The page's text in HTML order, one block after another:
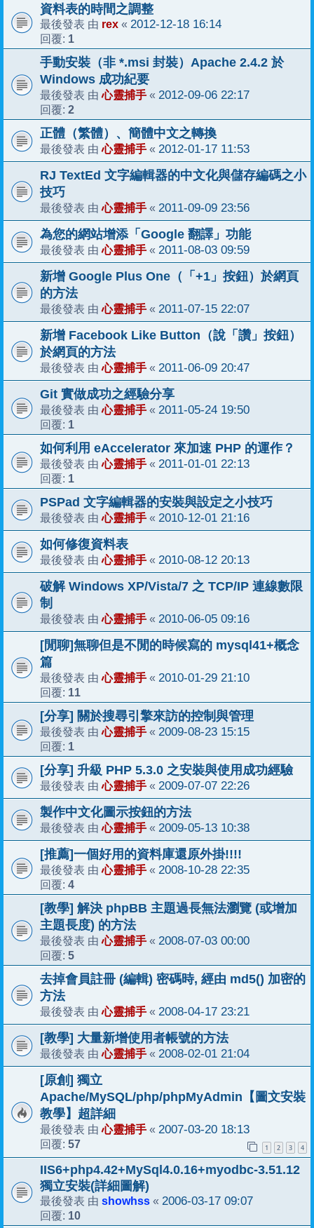
資料表的時間之調整
最後發表 由 rex « 2012-12-18 16:14
回覆: 1
手動安裝（非 *.msi 封裝）Apache 2.4.2 於
Windows 成功紀要
最後發表 由心靈捕手 « 2012-09-06 22:17
回覆: 2
正體（繁體）、簡體中文之轉換
最後發表 由心靈捕手 « 2012-01-17 11:53
RJ TextEd 文字編輯器的中文化與儲存編碼之小
技巧
最後發表 由心靈捕手 « 2011-09-09 23:56
為您的網站增添「Google 翻譯」功能
最後發表 由心靈捕手 « 2011-08-03 09:59
新增 Google Plus One（「+1」按鈕）於網頁
的方法
最後發表 由心靈捕手 « 2011-07-15 22:07
新增 Facebook Like Button（說「讚」按鈕）
於網頁的方法
最後發表 由心靈捕手 « 2011-06-09 20:47
Git 實做成功之經驗分享
最後發表 由心靈捕手 « 2011-05-24 19:50
回覆: 1
如何利用 eAccelerator 來加速 PHP 的運作？
最後發表 由心靈捕手 « 2011-01-01 22:13
回覆: 1
PSPad 文字編輯器的安裝與設定之小技巧
最後發表 由心靈捕手 « 2010-12-01 21:16
如何修復資料表
最後發表 由心靈捕手 « 2010-08-12 20:13
破解 Windows XP/Vista/7 之 TCP/IP 連線數限
制
最後發表 由心靈捕手 « 2010-06-05 09:16
[閒聊]無聊但是不閒的時候寫的 mysql41+概念
篇
最後發表 由心靈捕手 « 2010-01-29 21:10
回覆: 11
[分享] 關於搜尋引擎來訪的控制與管理
最後發表 由心靈捕手 « 2009-08-23 15:15
回覆: 1
[分享] 升級 PHP 5.3.0 之安裝與使用成功經驗
最後發表 由心靈捕手 « 2009-07-07 22:26
製作中文化圖示按鈕的方法
最後發表 由心靈捕手 « 2009-05-13 10:38
[推薦]一個好用的資料庫還原外掛!!!!
最後發表 由心靈捕手 « 2008-10-28 22:35
回覆: 4
[教學] 解決 phpBB 主題過長無法瀏覽 (或增加
主題長度) 的方法
最後發表 由心靈捕手 « 2008-07-03 00:00
回覆: 5
去掉會員註冊 (編輯) 密碼時, 經由 md5() 加密的
方法
最後發表 由心靈捕手 « 2008-04-17 23:21
[教學] 大量新增使用者帳號的方法
最後發表 由心靈捕手 « 2008-02-01 21:04
[原創] 獨立
Apache/MySQL/php/phpMyAdmin【圖文安裝
教學】超詳細
最後發表 由心靈捕手 « 2007-03-20 18:13
回覆: 57 1 2 3 4
IIS6+php4.42+MySql4.0.16+myodbc-3.51.12
獨立安裝(詳細圖解)
最後發表 由 showhss « 2006-03-17 09:07
回覆: 10